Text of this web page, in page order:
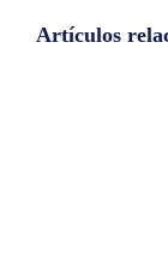
Artículos